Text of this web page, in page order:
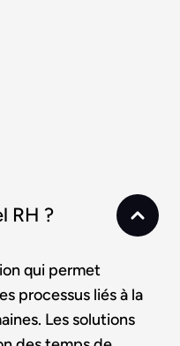
RH ?
qui permet
processus liés à la
Les solutions